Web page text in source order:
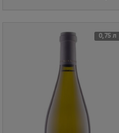
0,75 л